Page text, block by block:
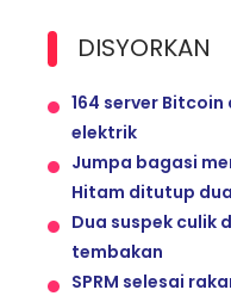
DISYORKAN
164 server
elektrik
Jumpa bagasi
Hitam ditutup
Dua suspek culik
tembakan
SPRM selesai